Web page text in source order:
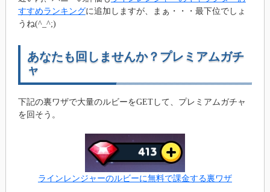
すすめランキングに追加しますが、まぁ・・・最下位でしょ
うね(^_^;)
あなたも回しませんか？プレミアムガチ
ャ
下記の裏ワザで大量のルビーをGETして、プレミアムガチャ
を回そう。
ラインレンジャーのルビーに無料で課金する裏ワザ